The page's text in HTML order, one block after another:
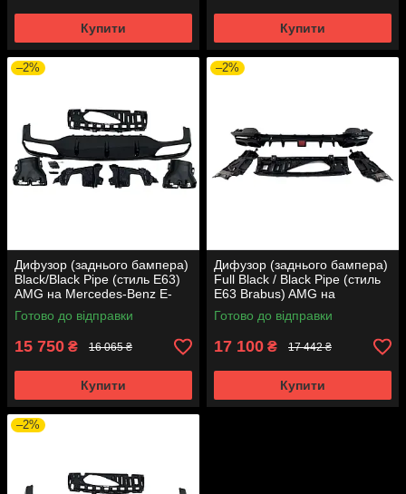
Купити Купити
–2%
Дифузор (заднього бампера)
Black/Black Pipe (стиль E63)
AMG на Mercedes-Benz E-
Class W213 2016-2020 року
Готово до відправки
15 750 ₴ 16 065 ₴
Купити
–2%
Дифузор (заднього бампера)
Full Black / Black Pipe (стиль
E63 Brabus) AMG на
Mercedes-Benz E-Class W213
2016-2020 року
Готово до відправки
17 100 ₴ 17 442 ₴
Купити
–2%